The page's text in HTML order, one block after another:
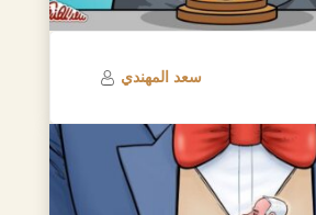
سعد المهندي